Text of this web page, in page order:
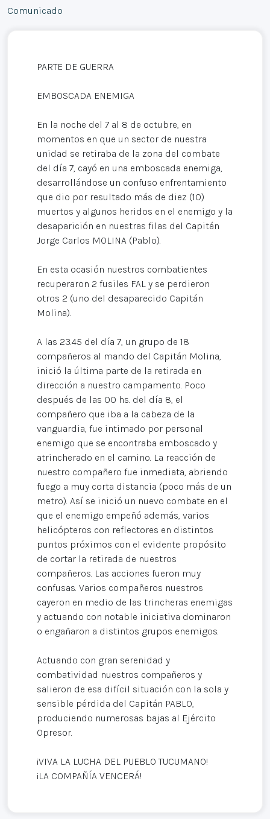
Comunicado
PARTE DE GUERRA
EMBOSCADA ENEMIGA
En la noche del 7 al 8 de octubre, en
momentos en que un sector de nuestra
unidad se retiraba de la zona del combate
del día 7, cayó en una emboscada enemiga,
desarrollándose un confuso enfrentamiento
que dio por resultado más de diez (10)
muertos y algunos heridos en el enemigo y la
desaparición en nuestras filas del Capitán
Jorge Carlos MOLINA (Pablo).
En esta ocasión nuestros combatientes
recuperaron 2 fusiles FAL y se perdieron
otros 2 (uno del desaparecido Capitán
Molina).
A las 23.45 del día 7, un grupo de 18
compañeros al mando del Capitán Molina,
inició la última parte de la retirada en
dirección a nuestro campamento. Poco
después de las 00 hs. del día 8, el
compañero que iba a la cabeza de la
vanguardia, fue intimado por personal
enemigo que se encontraba emboscado y
atrincherado en el camino. La reacción de
nuestro compañero fue inmediata, abriendo
fuego a muy corta distancia (poco más de un
metro). Así se inició un nuevo combate en el
que el enemigo empeñó además, varios
helicópteros con reflectores en distintos
puntos próximos con el evidente propósito
de cortar la retirada de nuestros
compañeros. Las acciones fueron muy
confusas. Varios compañeros nuestros
cayeron en medio de las trincheras enemigas
y actuando con notable iniciativa dominaron
o engañaron a distintos grupos enemigos.
Actuando con gran serenidad y
combatividad nuestros compañeros y
salieron de esa difícil situación con la sola y
sensible pérdida del Capitán PABLO,
produciendo numerosas bajas al Ejército
Opresor.
¡VIVA LA LUCHA DEL PUEBLO TUCUMANO!
¡LA COMPAÑÍA VENCERÁ!